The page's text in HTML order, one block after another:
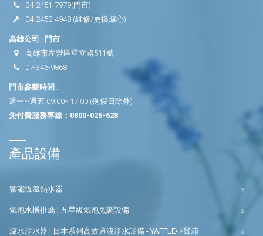
04-2451-7979(門市)
04-2452-4948 (維修/更換濾心)
高雄公司 | 門市
高雄市左營區重立路511號
07-346-9868
門市參觀時間 :
週一~週五 09:00~17:00 (例假日除外)
免付費服務專線： 0800-026-628
產品設備
智能恆溫熱水器
氣泡水機推薦 | 五星級氣泡烹調設備
濾水淨水器 | 日本系列高效過濾淨水設備 - YAFFLE亞爾浦